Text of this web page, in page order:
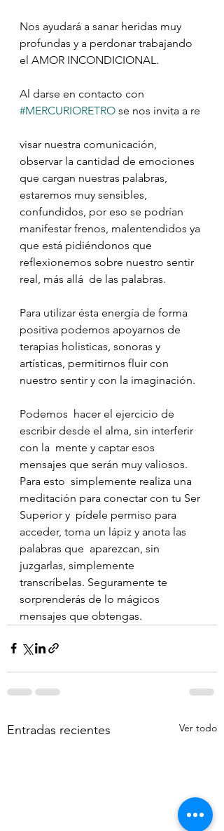
Nos ayudará a sanar heridas muy
profundas y a perdonar trabajando
el AMOR INCONDICIONAL.
Al darse en contacto con
#MERCURIORETRO se nos invita a re
visar nuestra comunicación,
observar la cantidad de emociones
que cargan nuestras palabras,
estaremos muy sensibles,
confundidos, por eso se podrían
manifestar frenos, malentendidos ya
que está pidiéndonos que
reflexionemos sobre nuestro sentir
real, más allá  de las palabras.
Para utilizar ésta energía de forma
positiva podemos apoyarnos de
terapias holisticas, sonoras y
artísticas, permitirnos fluir con
nuestro sentir y con la imaginación.
Podemos  hacer el ejercicio de
escribir desde el alma, sin interferir
con la  mente y captar esos
mensajes que serán muy valiosos.
Para esto  simplemente realiza una
meditación para conectar con tu Ser
Superior y  pídele permiso para
acceder, toma un lápiz y anota las
palabras que  aparezcan, sin
juzgarlas, simplemente
transcríbelas. Seguramente te
sorprenderás de lo mágicos
mensajes que obtengas.
Entradas recientes Ver todo